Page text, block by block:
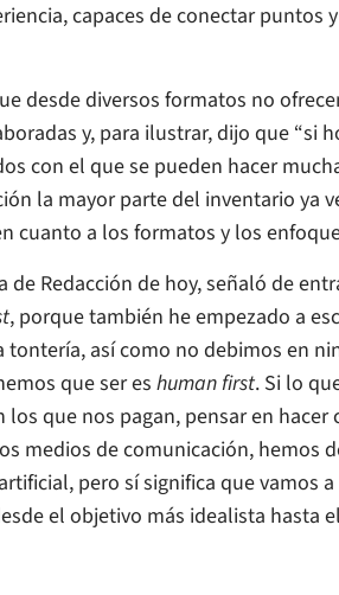
capaces de conectar puntos
desde diversos formatos no
y, para ilustrar, dijo que “si
con el que se pueden hacer
la mayor parte del inventario ya
cuanto a los formatos y los
de Redacción de hoy, señaló de
, porque también he empezado a
tontería, así como no debimos en
que ser es human first. Si lo
que nos pagan, pensar en
medios de comunicación, hemos
pero sí significa que vamos
el objetivo más idealista hasta